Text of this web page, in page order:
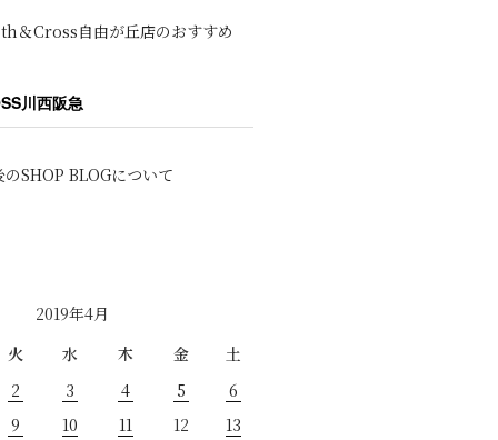
＆Cross自由が丘店のおすすめ
川西阪急
のSHOP BLOGについて
2019年4月
火 水 木 金
土
2 3 4 5
6
9 10 11 12
13